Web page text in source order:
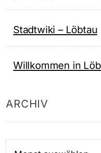
Stadtwiki – Löbtau
Willkommen in
ARCHIV